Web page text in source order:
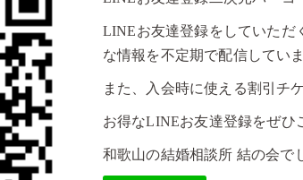
LINEお友達登録をしていただ
な情報を不定期で配信していま
また、入会時に使える割引チ
お得なLINEお友達登録をぜひ
和歌山の結婚相談所 結の会で